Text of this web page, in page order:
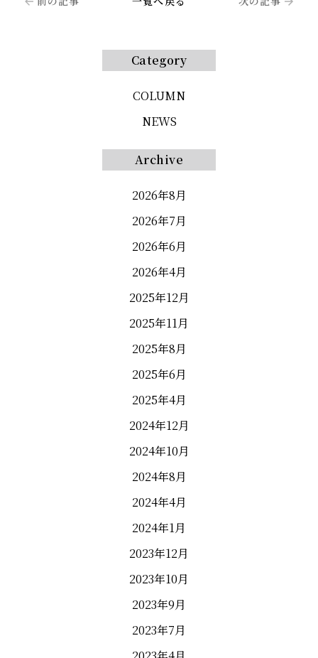
Category
COLUMN
NEWS
Archive
2026年8月
2026年7月
2026年6月
2026年4月
2025年12月
2025年11月
2025年8月
2025年6月
2025年4月
2024年12月
2024年10月
2024年8月
2024年4月
2024年1月
2023年12月
2023年10月
2023年9月
2023年7月